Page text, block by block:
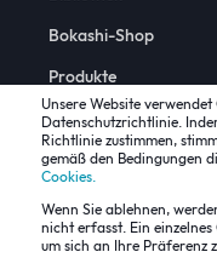
Unsere Website
Datenschutzrichtlinie.
Richtlinie zustimmen,
gemäß den Bedingungen
Cookies.
Wenn Sie ablehnen,
nicht erfasst. Ein
um sich an Ihre Präferenz
Bokashi-Shop
Produkte
Alle Rechte vorbehalten